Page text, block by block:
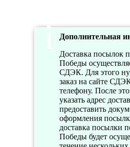
Дополнительная
Доставка посылок
Победы
СДЭК. Для этого
заказ на сайте
телефону. После
указать адрес
предоставить
оформления
доставка посылки
Победы будет